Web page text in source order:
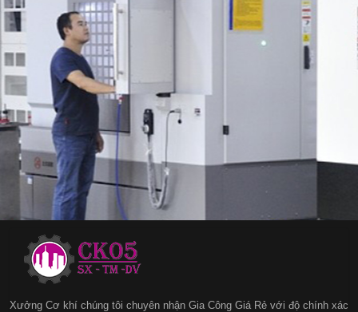
Xưởng Cơ khí chúng tôi chuyên nhận Gia Công Giá Rẻ với độ chính xác